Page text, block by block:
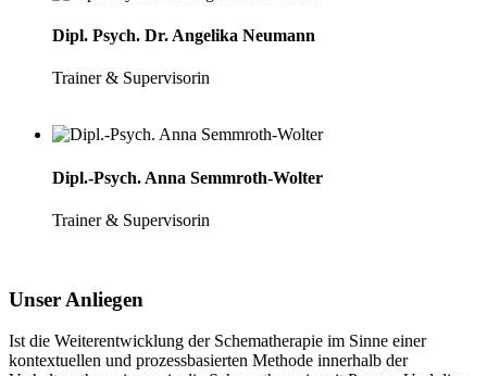
Dipl. Psych. Dr. Angelika Neumann
Trainer & Supervisorin
Dipl.-Psych. Anna Semmroth-Wolter
Trainer & Supervisorin
Unser Anliegen
Ist die Weiterentwicklung der Schematherapie im Sinne einer
kontextuellen und prozessbasierten Methode innerhalb der